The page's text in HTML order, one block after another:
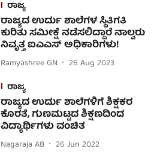
ರಾಜ್ಯ
ರಾಜ್ಯದ ಉರ್ದು ಶಾಲೆಗಳ ಸ್ಥಿತಿಗತಿ
ಕುರಿತು ಸಮೀಕ್ಷೆ ನಡೆಸಲಿದ್ದಾರೆ ನಾಲ್ವರು
ನಿವೃತ್ತ ಐಎಎಸ್ ಅಧಿಕಾರಿಗಳು!
Ramyashree GN
26 Aug 2023
ರಾಜ್ಯ
ರಾಜ್ಯದ ಉರ್ದು ಶಾಲೆಗಳಿಗೆ ಶಿಕ್ಷಕರ
ಕೊರತೆ, ಗುಣಮಟ್ಟದ ಶಿಕ್ಷಣದಿಂದ
ವಿದ್ಯಾರ್ಥಿಗಳು ವಂಚಿತ
Nagaraja AB 26 Jun 2022